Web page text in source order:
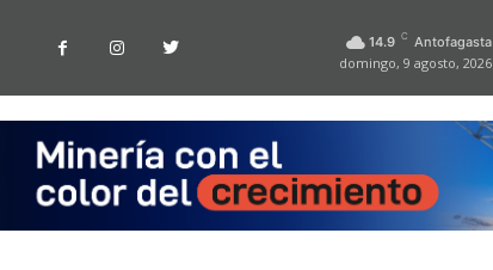
14.9 C Antofagasta
domingo, 9 agosto, 2026